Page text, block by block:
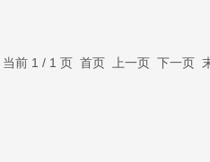
，当前 1 / 1 页 首页 上一页 下一页